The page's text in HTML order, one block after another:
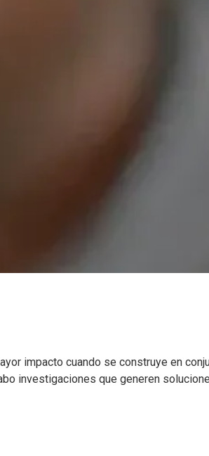
impacto cuando se construye en
investigaciones que generen